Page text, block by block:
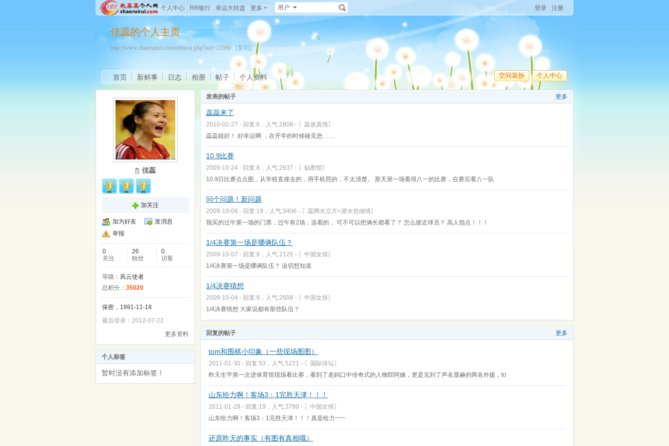
个人中心 RR银行 幸运大转盘 更多 用户 登录 注册
佳蕊的个人主页
http://www.zhaoruirui.com/rrbbs/u.php?uid=13590 [复制]
空间装扮 个人中心
首页 新鲜事 日志 相册 帖子 个人资料
佳蕊
加关注
加为好友
发消息
举报
0
关注
26
粉丝
0
访客
等级： 风云使者
总积分： 35020
保密，1991-11-18
最后登录：2012-07-22
更多资料
个人标签
暂时没有添加标签！
更多
发表的帖子
蕊蕊来了
2010-02-27 - 回复:6，人气:2808 - 〖蕊迷真情〗
蕊蕊姐好！ 好幸运啊 ，在开学的时候碰见您……
10.9比赛
2009-10-24 - 回复:8，人气:2637 - 〖贴图馆〗
10.9日比赛点点图，从学校直接去的，用手机照的，不太清楚。 那天第一场看得八一的比赛，在赛后看八一队
问个问题！新问题
2009-10-08 - 回复:19，人气:3406 - 〖蕊网水立方≈灌水也倾情〗
我买的过午第一场的门票，过午有2场，连着的， 可不可以把俩长都看了？ 怎么接近球员？ 高人指点！！！
1/4决赛第一场是哪俩队伍？
2009-10-07 - 回复:9，人气:2125 - 〖中国女排〗
1/4决赛第一场是哪俩队伍？ 迫切想知道
1/4决赛猜想
2009-10-04 - 回复:9，人气:2608 - 〖中国女排〗
1/4决赛猜想 大家说都有那些队伍？
更多
回复的帖子
tom和围棋小印象（一些现场图图）
2011-01-30 - 回复:53，人气:5221 - 〖国际排坛〗
昨天生平第一次进体育馆现场看比赛，看到了老妈口中传奇式的人物郎阿姨，更是见到了声名显赫的两名外援，to
山东给力啊！客场3：1完胜天津！！！
2011-01-29 - 回复:19，人气:3780 - 〖中国女排〗
山东给力啊！客场3：1完胜天津！！！真是给力~~~
还原昨天的事实（有图有真相哦）